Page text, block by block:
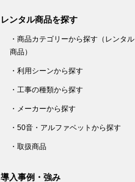
レンタル商品を探す
・商品カテゴリーから探す（レンタル
商品）
・利用シーンから探す
・工事の種類から探す
・メーカーから探す
・50音・アルファベットから探す
・取扱商品
導入事例・強み